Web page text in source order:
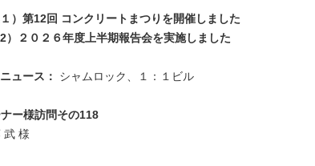
）第12回 コンクリートまつりを開催しました
２０２６年度上半期報告会を実施しました
ュース： シャムロック、１：１ビル
ー様訪問その118
様